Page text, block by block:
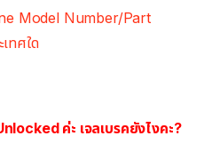
Model Number/Part
ทศใด
ค่ะ เจลเบรคยังไงคะ?